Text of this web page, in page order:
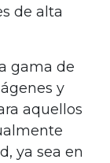
de alta
gama de
y
aquellos
ya sea en